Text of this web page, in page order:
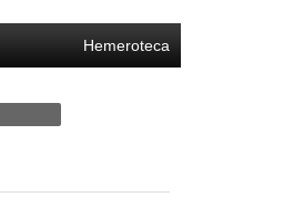
Hemeroteca